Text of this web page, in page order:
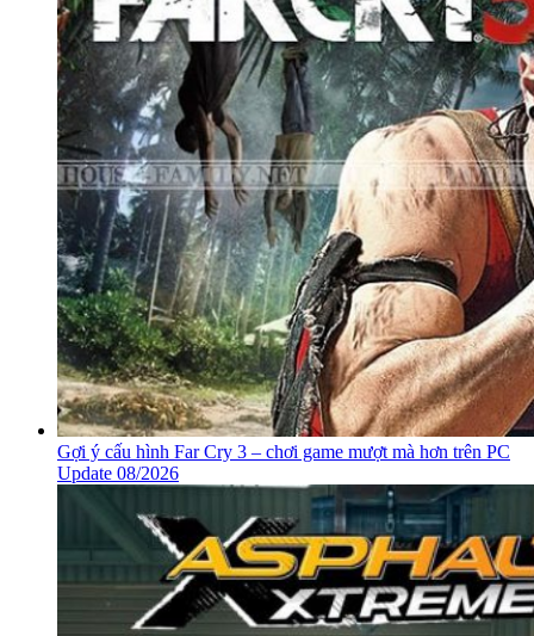
Gợi ý cấu hình Far Cry 3 – chơi game mượt mà hơn trên PC
Update 08/2026